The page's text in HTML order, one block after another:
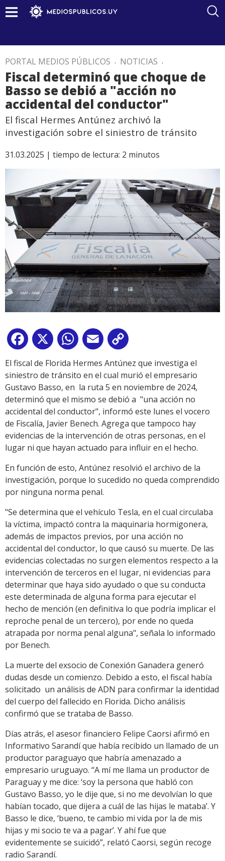
PORTAL MEDIOS PÚBLICOS . NOTICIAS .
Fiscal determinó que choque de
Basso se debió a "acción no
accidental del conductor"
El fiscal Hermes Antúnez archivó la
investigación sobre el siniestro de tránsito
31.03.2025 | tiempo de lectura: 2 minutos
Facebook
X WhatsApp
Email
Link
El fiscal de Florida Hermes Antúnez que investiga el
siniestro de tránsito en el cual murió el empresario
Gustavo Basso, en la ruta 5 en noviembre de 2024,
determinó que el mismo se debió a "una acción no
accidental del conductor", informó este lunes el vocero
de Fiscalía, Javier Benech. Agrega que tampoco hay
evidencias de la intervención de otras personas, en el
lugar ni que hayan actuado para influir en el hecho.
En función de esto, Antúnez resolvió el archivo de la
investigación, porque lo sucedido no queda comprendido
por ninguna norma penal.
"Se determina que el vehículo Tesla, en el cual circulaba
la víctima, impactó contra la maquinaria hormigonera,
además de impactos previos, por una acción no
accidental del conductor, lo que causó su muerte. De las
evidencias colectadas no surgen elementos respecto a la
intervención de terceros en el lugar, ni evidencias para
determinar que haya sido ayudado o que su conducta
este determinada de alguna forma para ejecutar el
hecho de mención (en definitiva lo que podría implicar el
reproche penal de un tercero), por ende no queda
atrapada por norma penal alguna", señala lo informado
por Benech.
La muerte del exsocio de Conexión Ganadera generó
dudas desde un comienzo. Debido a esto, el fiscal había
solicitado un análisis de ADN para confirmar la identidad
del cuerpo del fallecido en Florida. Dicho análisis
confirmó que se trataba de Basso.
Días atrás, el asesor financiero Felipe Caorsi afirmó en
Informativo Sarandí que había recibido un llamado de un
productor paraguayo que habría amenazado a
empresario uruguayo. “A mí me llama un productor de
Paraguay y me dice: ‘soy la persona que habló con
Gustavo Basso, yo le dije que, si no me devolvían lo que
habían tocado, que dijera a cuál de las hijas le mataba’. Y
Basso le dice, ‘bueno, te cambio mi vida por la de mis
hijas y mi socio te va a pagar’. Y ahí fue que
evidentemente se suicidó”, relató Caorsi, según recoge
radio Sarandí.